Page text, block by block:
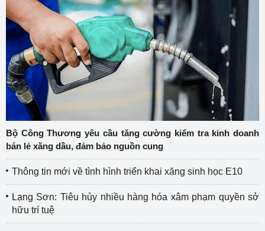
Bộ Công Thương yêu cầu tăng cường kiểm tra kinh doanh
bán lẻ xăng dầu, đảm bảo nguồn cung
Thông tin mới về tình hình triển khai xăng sinh học E10
Lạng Sơn: Tiêu hủy nhiều hàng hóa xâm phạm quyền sở
hữu trí tuệ